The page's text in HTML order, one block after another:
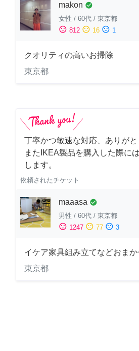
makon check_circle
女性 / 60代 / 東京都
sentiment_satisfied 812 sentiment_neutral 16 sentiment_dissatisfied 1
クオリティの高いお掃除
東京都
丁寧かつ敏速な対応、ありがと
またIKEA製品を購入した際に
します。
依頼されたチケット
maaasa check_circle
男性 / 60代 / 東京都
sentiment_satisfied 1247 sentiment_neutral 77 sentiment_dissatisfied 3
イケア家具組み立てなどおま
東京都